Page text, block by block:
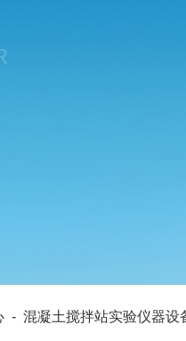
- 混凝土搅拌站实验仪器设